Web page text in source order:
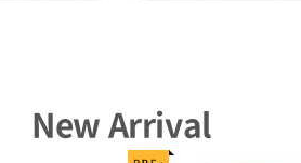
New Arrival